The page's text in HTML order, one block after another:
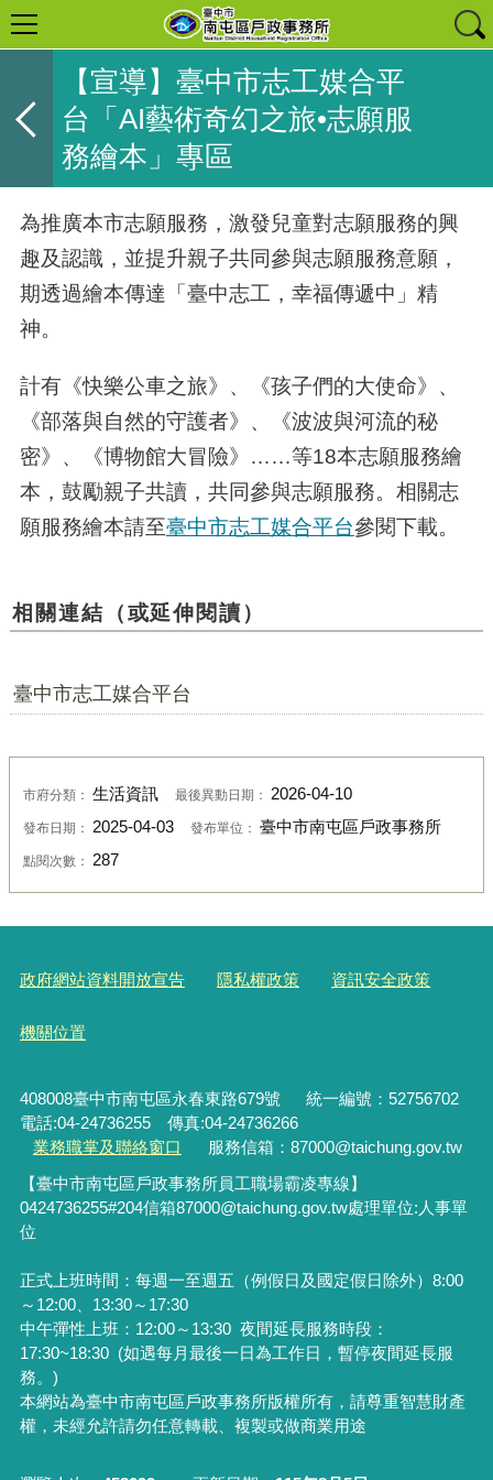
【宣導】臺中市志工媒合平
台「AI藝術奇幻之旅•志願服
務繪本」專區
為推廣本市志願服務，激發兒童對志願服務的興
趣及認識，並提升親子共同參與志願服務意願，
期透過繪本傳達「臺中志工，幸福傳遞中」精
神。
計有《快樂公車之旅》、《孩子們的大使命》、
《部落與自然的守護者》、《波波與河流的秘
密》、《博物館大冒險》……等18本志願服務繪
本，鼓勵親子共讀，共同參與志願服務。相關志
願服務繪本請至臺中市志工媒合平台參閱下載。
相關連結（或延伸閱讀）
臺中市志工媒合平台
市府分類： 生活資訊 最後異動日期： 2026-04-10
發布日期： 2025-04-03 發布單位： 臺中市南屯區戶政事務所
點閱次數： 287
政府網站資料開放宣告 隱私權政策 資訊安全政策
機關位置
408008臺中市南屯區永春東路679號 統一編號：52756702
電話:04-24736255 傳真:04-24736266
業務職掌及聯絡窗口
服務信箱：87000@taichung.gov.tw
【臺中市南屯區戶政事務所員工職場霸凌專線】
0424736255#204信箱87000@taichung.gov.tw處理單位: 人事單
位
正式上班時間：每週一至週五（例假日及國定假日除外）8:00
～12:00、13:30～17:30
中午彈性上班：12:00～13:30 夜間延長服務時段：
17:30~18:30 (如遇每月最後一日為工作日，暫停夜間延長服
務。)
本網站為臺中市南屯區戶政事務所版權所有，請尊重智慧財產
權，未經允許請勿任意轉載、複製或做商業用途